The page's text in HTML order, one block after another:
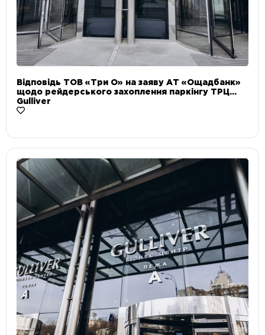
Відповідь ТОВ «Три О» на заяву АТ «Ощадбанк»
щодо рейдерського захоплення паркінгу ТРЦ
Gulliver